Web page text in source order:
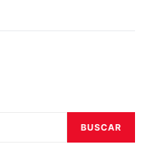
BUSCAR